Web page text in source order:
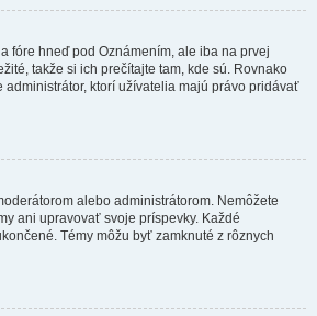
fóre hneď pod Oznámením, ale iba na prvej
takže si ich prečítajte tam, kde sú. Rovnako
ktorí užívatelia majú právo pridávať
alebo administrátorom. Nemôžete
ani upravovať svoje príspevky. Každé
Témy môžu byť zamknuté z rôznych